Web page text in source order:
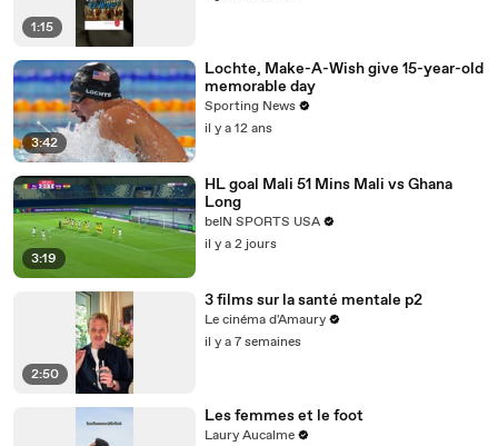
1:15
3:42
Lochte, Make-A-Wish give 15-year-old
memorable day
Sporting News
il y a 12 ans
3:19
HL goal Mali 51 Mins Mali vs Ghana
Long
beIN SPORTS USA
il y a 2 jours
2:50
3 films sur la santé mentale p2
Le cinéma d'Amaury
il y a 7 semaines
Les femmes et le foot
Laury Aucalme